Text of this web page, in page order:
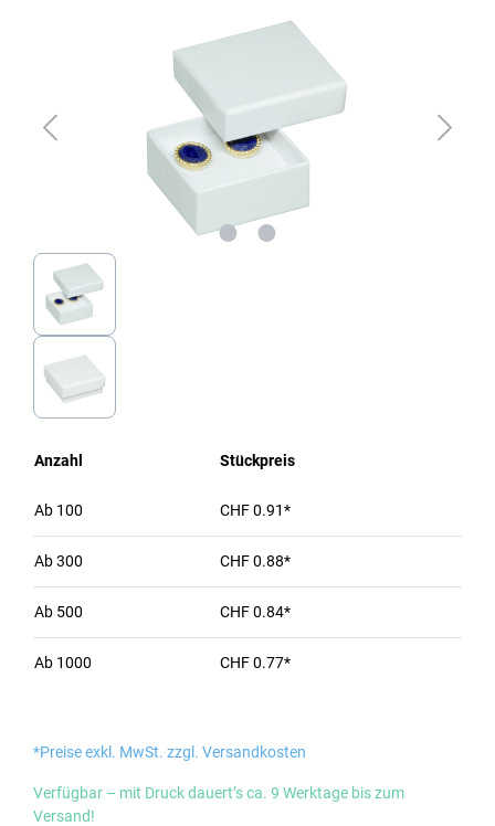
Anzahl Stückpreis
Ab 100 CHF 0.91*
Ab300 CHF 0.88*
Ab 500 CHF 0.84*
Ab 1000 CHF 0.77*
*Preise exkl. MwSt. zzgl. Versandkosten
Verfügbar – mit Druck dauert’s ca. 9 Werktage bis zum
Versand!